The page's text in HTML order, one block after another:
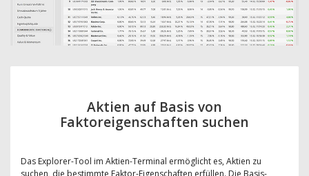
Aktien auf Basis von
Faktoreigenschaften suchen
Das Explorer-Tool im Aktien-Terminal ermöglicht es, Aktien zu
suchen, die bestimmte Faktor-Eigenschaften erfüllen. Die Basis-